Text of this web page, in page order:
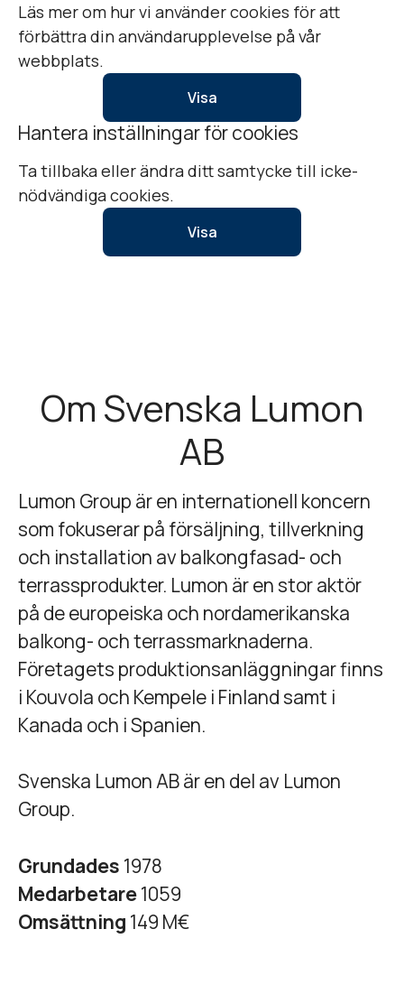
Läs mer om hur vi använder cookies för att
förbättra din användarupplevelse på vår
webbplats.
Visa
Hantera inställningar för cookies
Ta tillbaka eller ändra ditt samtycke till icke-
nödvändiga cookies.
Visa
Om Svenska Lumon
AB
Lumon Group är en internationell koncern
som fokuserar på försäljning, tillverkning
och installation av balkongfasad- och
terrassprodukter. Lumon är en stor aktör
på de europeiska och nordamerikanska
balkong- och terrassmarknaderna.
Företagets produktionsanläggningar finns
i Kouvola och Kempele i Finland samt i
Kanada och i Spanien.
Svenska Lumon AB är en del av Lumon
Group.
Grundades 1978
Medarbetare1059
Omsättning 149 M€